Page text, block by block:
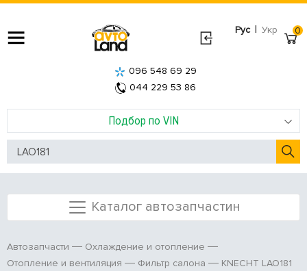
Рус | Укр
Подбор по VIN
096 548 69 29
044 229 53 86
0
Каталог автозапчастин
Автозапчасти
Охлаждение и отопление
Отопление и вентиляция
Фильтр салона KNECHT LAO181